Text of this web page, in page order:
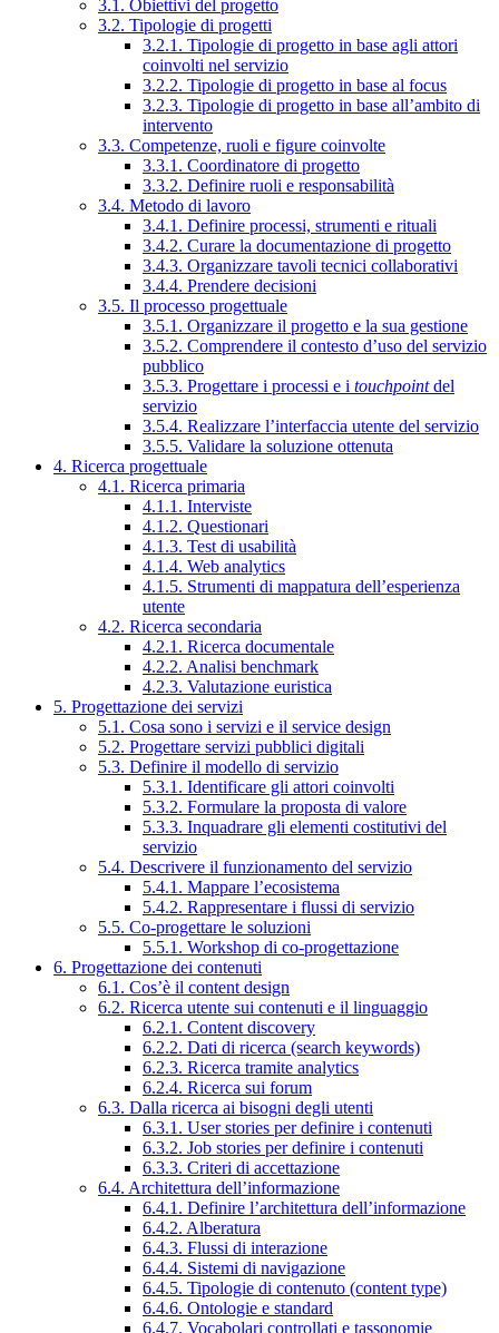
3.1. Obiettivi del progetto
3.2. Tipologie di progetti
3.2.1. Tipologie di progetto in base agli attori
coinvolti nel servizio
3.2.2. Tipologie di progetto in base al focus
3.2.3. Tipologie di progetto in base all’ambito di
intervento
3.3. Competenze, ruoli e figure coinvolte
3.3.1. Coordinatore di progetto
3.3.2. Definire ruoli e responsabilità
3.4. Metodo di lavoro
3.4.1. Definire processi, strumenti e rituali
3.4.2. Curare la documentazione di progetto
3.4.3. Organizzare tavoli tecnici collaborativi
3.4.4. Prendere decisioni
3.5. Il processo progettuale
3.5.1. Organizzare il progetto e la sua gestione
3.5.2. Comprendere il contesto d’uso del servizio
pubblico
3.5.3. Progettare i processi e i touchpointdel
servizio
3.5.4. Realizzare l’interfaccia utente del servizio
3.5.5. Validare la soluzione ottenuta
4. Ricerca progettuale
4.1. Ricerca primaria
4.1.1. Interviste
4.1.2. Questionari
4.1.3. Test di usabilità
4.1.4. Web analytics
4.1.5. Strumenti di mappatura dell’esperienza
utente
4.2. Ricerca secondaria
4.2.1. Ricerca documentale
4.2.2. Analisi benchmark
4.2.3. Valutazione euristica
5. Progettazione dei servizi
5.1. Cosa sono i servizi e il service design
5.2. Progettare servizi pubblici digitali
5.3. Definire il modello di servizio
5.3.1. Identificare gli attori coinvolti
5.3.2. Formulare la proposta di valore
5.3.3. Inquadrare gli elementi costitutivi del
servizio
5.4. Descrivere il funzionamento del servizio
5.4.1. Mappare l’ecosistema
5.4.2. Rappresentare i flussi di servizio
5.5. Co-progettare le soluzioni
5.5.1. Workshop di co-progettazione
6. Progettazione dei contenuti
6.1. Cos’è il content design
6.2. Ricerca utente sui contenuti e il linguaggio
6.2.1. Content discovery
6.2.2. Dati di ricerca (search keywords)
6.2.3. Ricerca tramite analytics
6.2.4. Ricerca sui forum
6.3. Dalla ricerca ai bisogni degli utenti
6.3.1. User stories per definire i contenuti
6.3.2. Job stories per definire i contenuti
6.3.3. Criteri di accettazione
6.4. Architettura dell’informazione
6.4.1. Definire l’architettura dell’informazione
6.4.2. Alberatura
6.4.3. Flussi di interazione
6.4.4. Sistemi di navigazione
6.4.5. Tipologie di contenuto (content type)
6.4.6. Ontologie e standard
6.4.7. Vocabolari controllati e tassonomie